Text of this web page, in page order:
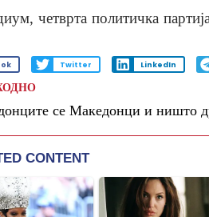
четврта политичка
Twitter LinkedIn